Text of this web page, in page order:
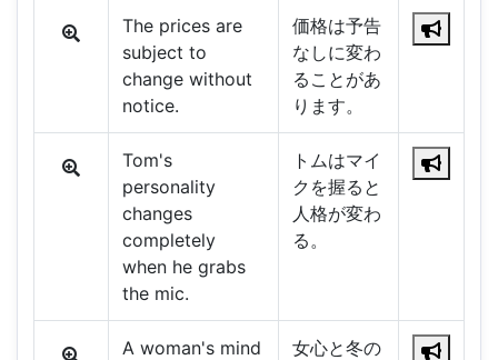
The prices are
subject to
change without
notice.
価格は予告
なしに変わ
ることがあ
ります。
Tom's
personality
changes
completely
when he grabs
the mic.
トムはマイ
クを握ると
人格が変わ
る。
A woman's mind
女心と冬の